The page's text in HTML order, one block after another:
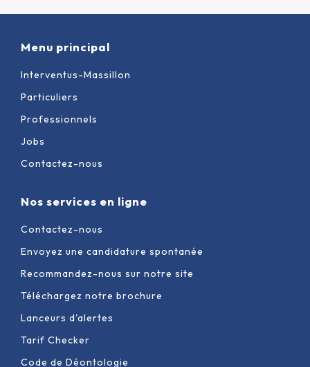
Menu principal
Interventus-Massillon
Particuliers
Professionnels
Jobs
Contactez-nous
Nos services en ligne
Contactez-nous
Envoyez une candidature spontanée
Recommandez-nous sur notre site
Téléchargez notre brochure
Lanceurs d'alertes
Tarif Checker
Code de Déontologie